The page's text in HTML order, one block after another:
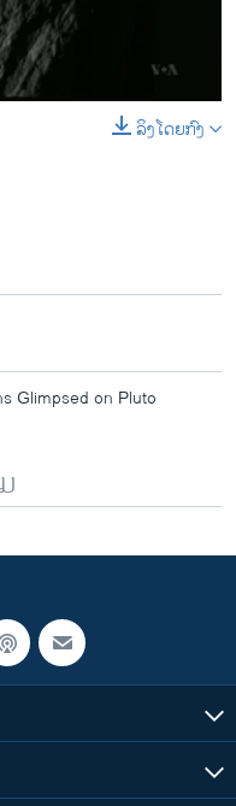
SHARE
ລິງໂດຍກົງ
Glimpsed on Pluto